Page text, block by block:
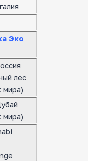
Эко
лес
мира)
мира)